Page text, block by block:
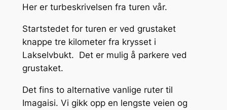
Her er turbeskrivelsen fra turen vår.
Startstedet for turen er ved grustaket
knappe tre kilometer fra krysset i
Lakselvbukt. Det er mulig å parkere ved
grustaket.
Det fins to alternative vanlige ruter til
Imagaisi. Vi gikk opp en lengste veien og